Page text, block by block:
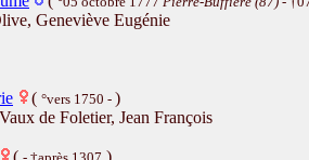
Geneviève Eugénie
( °vers 1750 - )
de Foletier, Jean François
(
)